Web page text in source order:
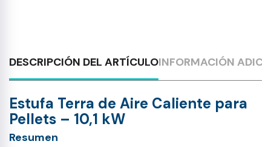
DESCRIPCIÓN DEL ARTÍCULOINFORMACIÓN
Estufa Terra de Aire Caliente para
Pellets – 10,1 kW
Resumen